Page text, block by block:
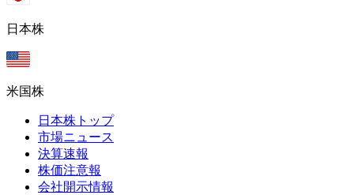
日本株
米国株
日本株トップ
市場ニュース
決算速報
株価注意報
会社開示情報